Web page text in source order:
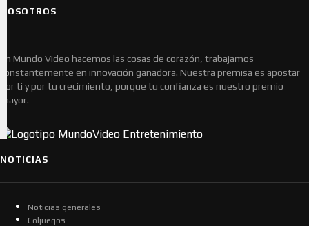
NOSOTROS
En Mundo Video hacemos las cosas de corazón, trabajamos
constantemente en innovación ganadora. Nuestra premisa es apostar
por ti y por tu crecimiento, porque tu confianza es nuestro premio
mayor.
NOTICIAS
Noticias generales
Coljuegos